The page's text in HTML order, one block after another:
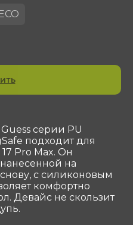
серии PU
подходит для
Pro Max. Он
на
с силиконовым
комфортно
Девайс не скользит